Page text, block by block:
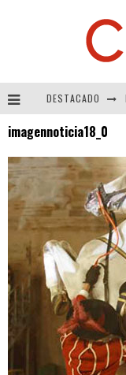
DESTACADO
imagennoticia18_0